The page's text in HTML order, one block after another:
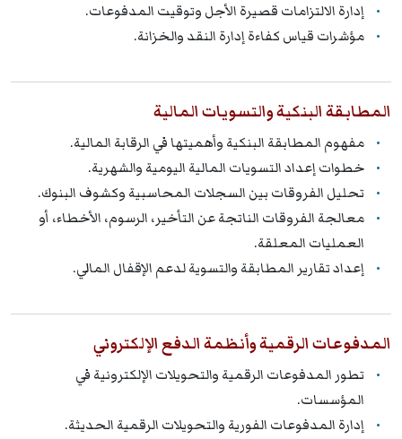
إدارة الالتزامات قصيرة الأجل وتوقيت المدفوعات.
مؤشرات قياس كفاءة إدارة النقد والخزانة.
المطابقة البنكية والتسويات المالية
مفهوم المطابقة البنكية وأهميتها في الرقابة المالية.
خطوات إعداد التسويات المالية اليومية والشهرية.
تحليل الفروقات بين السجلات المحاسبية وكشوف البنوك.
معالجة الفروقات الناتجة عن التأخير، الرسوم، الأخطاء، أو
العمليات المعلقة.
إعداد تقارير المطابقة والتسوية لدعم الإقفال المالي.
المدفوعات الرقمية وأنظمة الدفع الإلكتروني
تطور المدفوعات الرقمية والتحويلات الإلكترونية في
المؤسسات.
إدارة المدفوعات الفورية والتحويلات الرقمية الحديثة.